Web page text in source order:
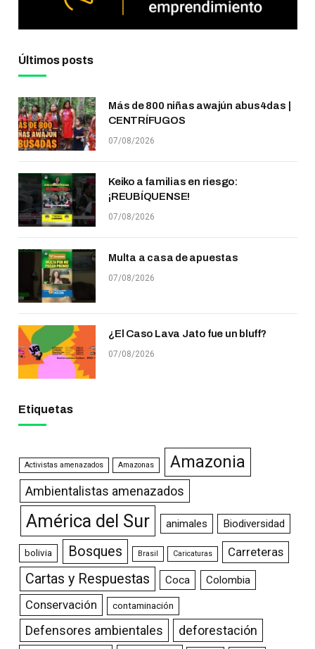
Últimos posts
Más de 800 niñas awajún abus4das |
CENTRÍFUGOS
07/08/2026
Keiko a familias en riesgo:
¡REUBÍQUENSE!
07/08/2026
Multa a casa de apuestas
07/08/2026
¿El Caso Lava Jato fue un bluff?
07/08/2026
Etiquetas
Activistas amenazados Amazonas Amazonia
Ambientalistas amenazados
América del Sur animales Biodiversidad
bolivia Bosques Brasil Caricaturas Carreteras
Cartas y Respuestas Coca Colombia
Conservación contaminación
Defensores ambientales deforestación